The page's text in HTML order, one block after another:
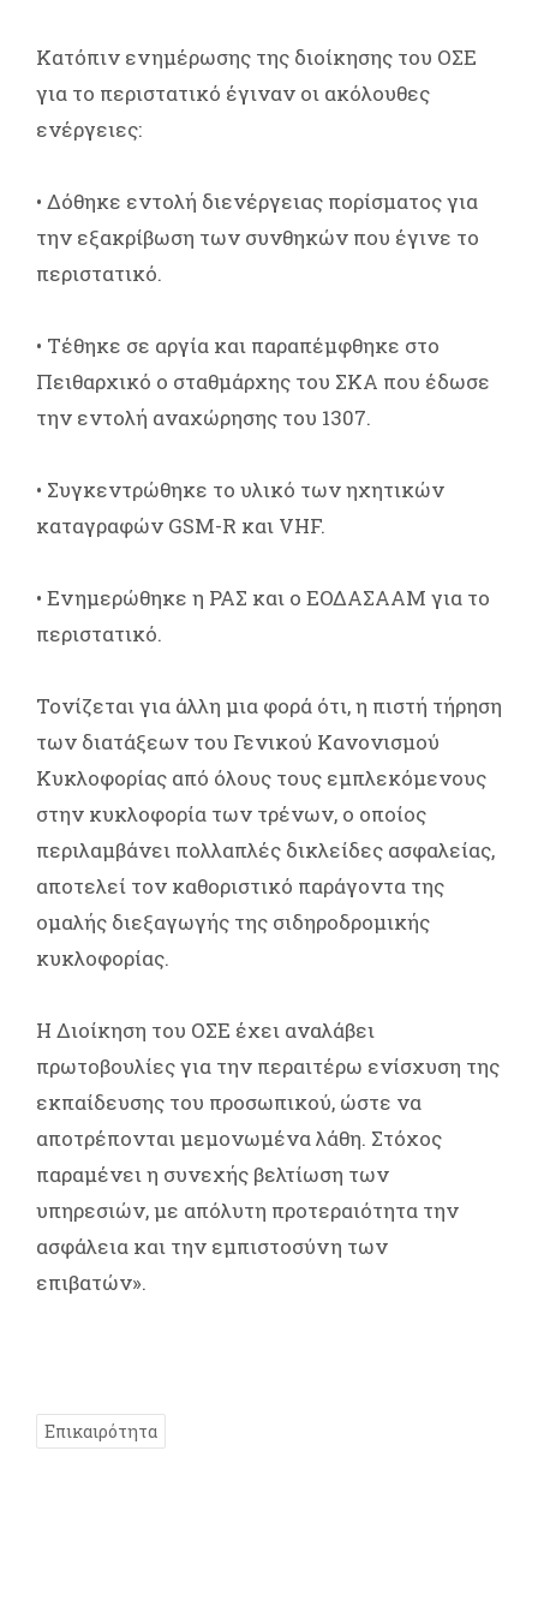
Κατόπιν ενημέρωσης της διοίκησης του ΟΣΕ
για το περιστατικό έγιναν οι ακόλουθες
ενέργειες:
• Δόθηκε εντολή διενέργειας πορίσματος για
την εξακρίβωση των συνθηκών που έγινε το
περιστατικό.
• Τέθηκε σε αργία και παραπέμφθηκε στο
Πειθαρχικό ο σταθμάρχης του ΣΚΑ που έδωσε
την εντολή αναχώρησης του 1307.
• Συγκεντρώθηκε το υλικό των ηχητικών
καταγραφών GSM-R και VHF.
• Ενημερώθηκε η ΡΑΣ και ο ΕΟΔΑΣΑΑΜ για το
περιστατικό.
Τονίζεται για άλλη μια φορά ότι, η πιστή τήρηση
των διατάξεων του Γενικού Κανονισμού
Κυκλοφορίας από όλους τους εμπλεκόμενους
στην κυκλοφορία των τρένων, ο οποίος
περιλαμβάνει πολλαπλές δικλείδες ασφαλείας,
αποτελεί τον καθοριστικό παράγοντα της
ομαλής διεξαγωγής της σιδηροδρομικής
κυκλοφορίας.
Η Διοίκηση του ΟΣΕ έχει αναλάβει
πρωτοβουλίες για την περαιτέρω ενίσχυση της
εκπαίδευσης του προσωπικού, ώστε να
αποτρέπονται μεμονωμένα λάθη. Στόχος
παραμένει η συνεχής βελτίωση των
υπηρεσιών, με απόλυτη προτεραιότητα την
ασφάλεια και την εμπιστοσύνη των
επιβατών».
Επικαιρότητα